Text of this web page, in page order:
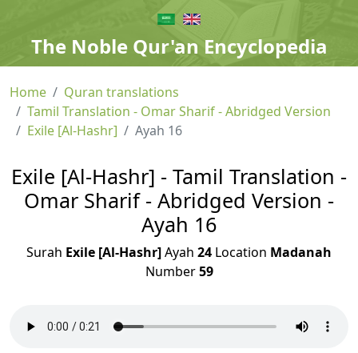
The Noble Qur'an Encyclopedia
Home
Quran translations
Tamil Translation - Omar Sharif - Abridged Version
Exile [Al-Hashr]
Ayah 16
Exile [Al-Hashr] - Tamil Translation -
Omar Sharif - Abridged Version -
Ayah 16
Surah Exile [Al-Hashr]Ayah 24 Location Madanah
Number59